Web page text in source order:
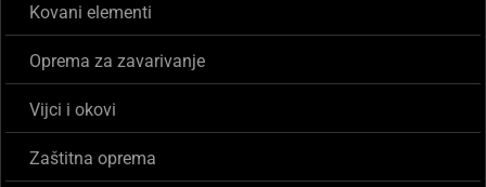
Kovani elementi
Oprema za zavarivanje
Vijci i okovi
Zaštitna oprema